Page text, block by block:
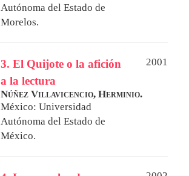
Autónoma del Estado de
Morelos.
3. El Quijote o la afición
a la lectura
2001
Núñez Villavicencio, Herminio.
México: Universidad
Autónoma del Estado de
México.